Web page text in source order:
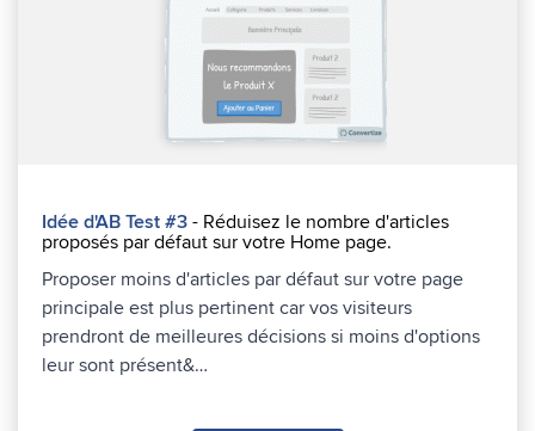
Idée d'AB Test #3 - Réduisez le nombre d'articles
proposés par défaut sur votre Home page.
Proposer moins d'articles par défaut sur votre page
principale est plus pertinent car vos visiteurs
prendront de meilleures décisions si moins d'options
leur sont présent&…